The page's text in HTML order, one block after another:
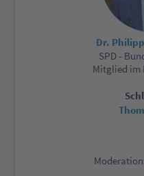
Dr.
SPD -
Mitglied im